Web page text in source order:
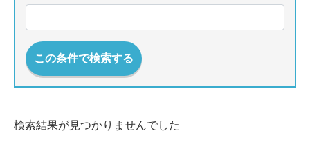
この条件で検索する
検索結果が見つかりませんでした